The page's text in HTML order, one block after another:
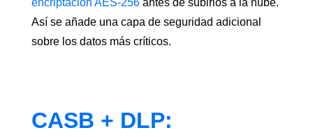
encriptación AES-256antes de subirlos a la nube.
Así se añade una capa de seguridad adicional
sobre los datos más críticos.
CASB + DLP: